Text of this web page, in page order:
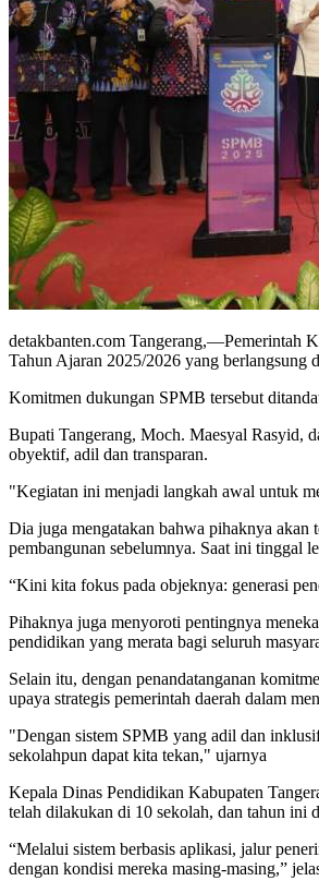
detakbanten.com Tangerang,—Pemerintah
Tahun Ajaran 2025/2026 yang
Komitmen dukungan SPMB tersebut
Bupati Tangerang, Moch. Maesyal Rasyid,
obyektif, adil dan transparan.
"Kegiatan ini menjadi langkah awal untuk
Dia juga mengatakan bahwa pihaknya akan
pembangunan sebelumnya. Saat ini tinggal
“Kini kita fokus pada objeknya: generasi
Pihaknya juga menyoroti pentingnya
pendidikan yang merata bagi seluruh
Selain itu, dengan penandatanganan
upaya strategis pemerintah daerah dalam
"Dengan sistem SPMB yang adil dan
sekolahpun dapat kita tekan," ujarnya
Kepala Dinas Pendidikan Kabupaten
telah dilakukan di 10 sekolah, dan tahun ini
“Melalui sistem berbasis aplikasi, jalur
dengan kondisi mereka masing-masing,”